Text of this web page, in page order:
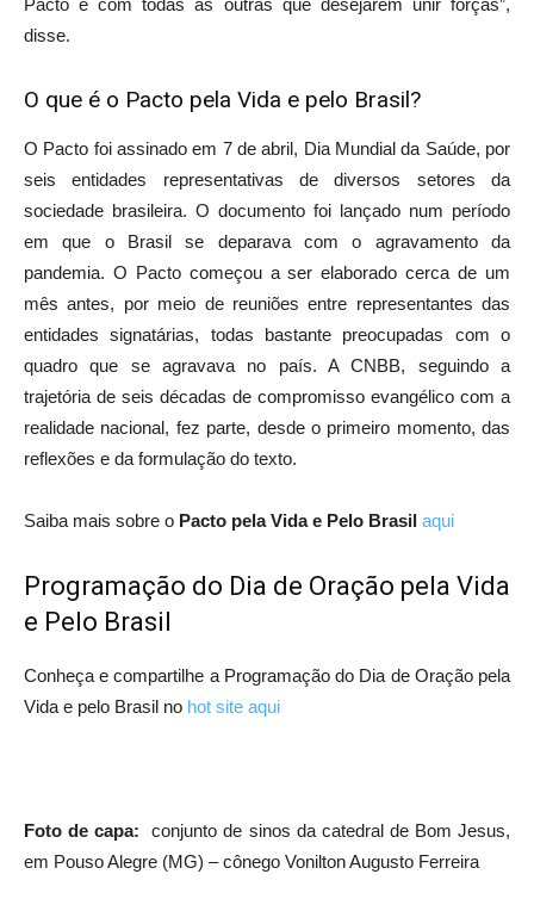
Pacto e com todas as outras que desejarem unir forças”,
disse.
O que é o Pacto pela Vida e pelo Brasil?
O Pacto foi assinado em 7 de abril, Dia Mundial da Saúde, por
seis entidades representativas de diversos setores da
sociedade brasileira. O documento foi lançado num período
em que o Brasil se deparava com o agravamento da
pandemia. O Pacto começou a ser elaborado cerca de um
mês antes, por meio de reuniões entre representantes das
entidades signatárias, todas bastante preocupadas com o
quadro que se agravava no país. A CNBB, seguindo a
trajetória de seis décadas de compromisso evangélico com a
realidade nacional, fez parte, desde o primeiro momento, das
reflexões e da formulação do texto.
Saiba mais sobre o Pacto pela Vida e Pelo Brasil aqui
Programação do Dia de Oração pela Vida
e Pelo Brasil
Conheça e compartilhe a Programação do Dia de Oração pela
Vida e pelo Brasil no hot site aqui
Foto de capa:conjunto de sinos da catedral de Bom Jesus,
em Pouso Alegre (MG) – cônego Vonilton Augusto Ferreira